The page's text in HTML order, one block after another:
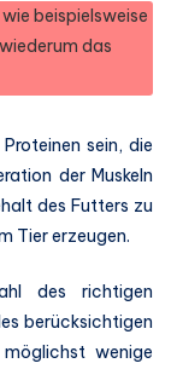
beispielsweise
das
sein, die
der Muskeln
des Futters zu
Tier erzeugen.
des richtigen
berücksichtigen
wenige